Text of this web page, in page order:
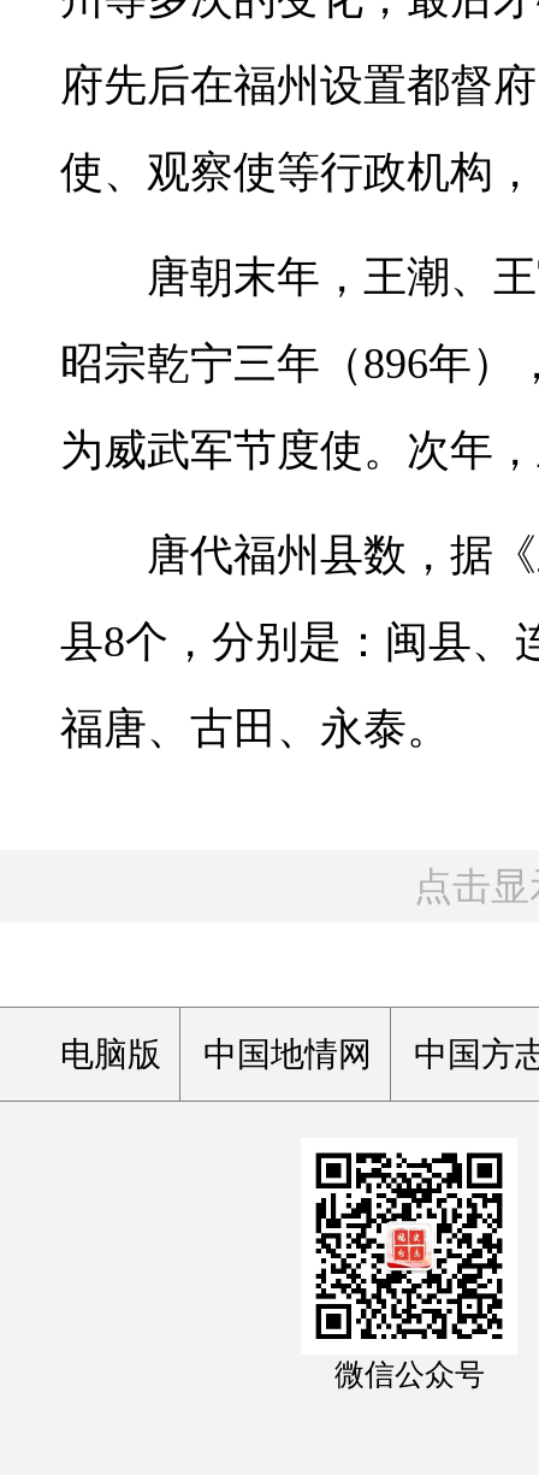
府先后在福州设置都督
使、观察使等行政机构
唐朝末年，王潮、王
昭宗乾宁三年（896年
为威武军节度使。次年
唐代福州县数，据《
县8个，分别是：闽县、
福唐、古田、永泰。
点击
电脑版 中国地情网 中国方
微信公众号